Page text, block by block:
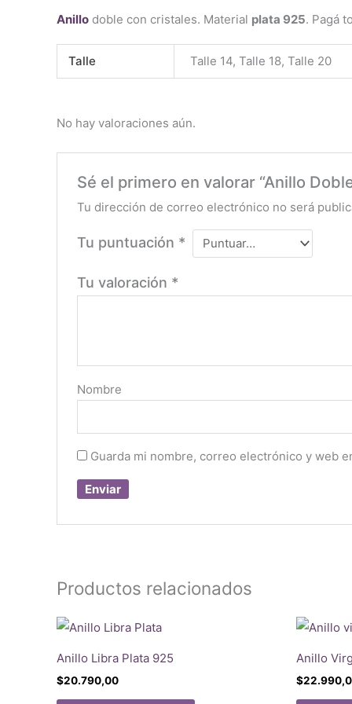
Anillo doble con cristales. Material plata 925. Pagá
Talle Talle 14, Talle 18, Talle 20
No hay valoraciones aún.
Sé el primero en valorar “Anillo
Tu dirección de correo electrónico no será
Tu puntuación *
Tu valoración *
Nombre
Guarda mi nombre, correo electrónico y web
Productos relacionados
Anillo Libra Plata 925
$20.790,00
Anillo
$